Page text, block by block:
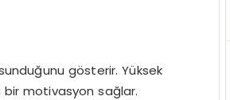
gösterir. Yüksek
motivasyon sağlar.